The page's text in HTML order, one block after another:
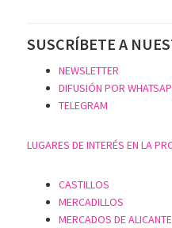
SUSCRÍBETE A
NEWSLETTER
DIFUSIÓN POR
TELEGRAM
LUGARES DE INTERÉS EN LA
CASTILLOS
MERCADILLOS
MERCADOS DE ALICANTE